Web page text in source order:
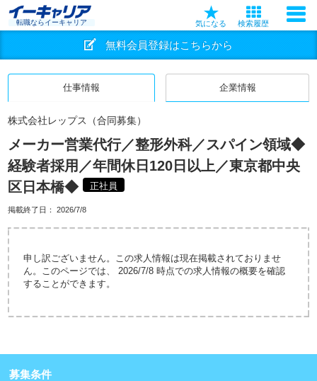
転職ならイーキャリア 気になる 検索履歴
無料会員登録はこちらから
仕事情報 企業情報
株式会社レップス（合同募集）
メーカー営業代行／整形外科／スパイン領域◆
経験者採用／年間休日120日以上／東京都中央
区日本橋◆
正社員
掲載終了日： 2026/7/8
申し訳ございません。この求人情報は現在掲載されておりませ
ん。このページでは、 2026/7/8 時点での求人情報の概要を確認
することができます。
募集条件